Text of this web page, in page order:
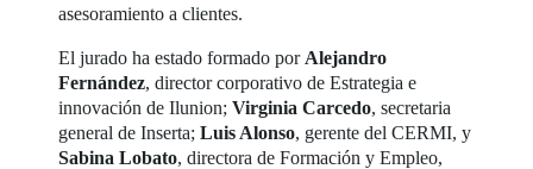
asesoramiento a clientes.
El jurado ha estado formado por Alejandro
Fernández, director corporativo de Estrategia e
innovación de Ilunion;Virginia Carcedo, secretaria
general de Inserta;Luis Alonso, gerente del CERMI, y
Sabina Lobato, directora de Formación y Empleo,